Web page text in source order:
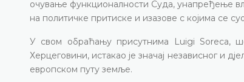
очување функционалности Суда, унапређење
на политичке притиске и изазове с којима се
У свом обраћању присутнима Luigi Soreca,
Херцеговини, истакао је значај независног и
европском путу земље.